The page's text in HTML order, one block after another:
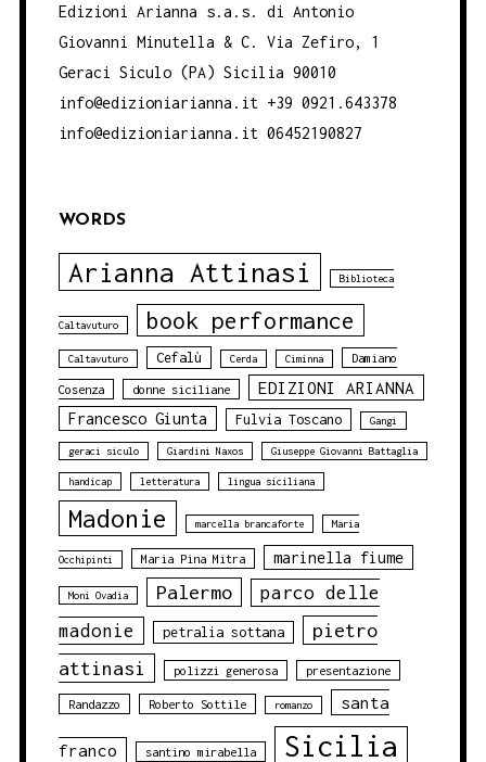
Edizioni Arianna s.a.s. di Antonio
Giovanni Minutella & C. Via Zefiro, 1
Geraci Siculo (PA) Sicilia 90010
info@edizioniarianna.it +39 0921.643378
info@edizioniarianna.it 06452190827
WORDS
Arianna Attinasi Biblioteca
Caltavuturo book performance
Caltavuturo Cefalù Cerda Ciminna Damiano
Cosenza donne siciliane EDIZIONI ARIANNA
Francesco Giunta Fulvia Toscano Gangi
geraci siculo Giardini Naxos Giuseppe Giovanni Battaglia
handicap letteratura lingua siciliana
Madonie marcella brancaforte Maria
Occhipinti Maria Pina Mitra marinella fiume
Moni Ovadia Palermo
parco delle
madonie
petralia sottana
pietro
attinasi
polizzi generosa presentazione
Randazzo Roberto Sottile romanzo santa
franco santino mirabella Sicilia